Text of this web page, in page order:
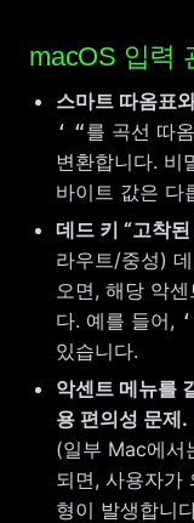
macOS 입력
스마트 따옴표
‘ “를 곡선 따
변환합니다. 비
바이트 값은 다
데드 키 “고착된
라우트/중성)
오면, 해당 악
다. 예를 들어,
있습니다.
악센트 메뉴를
용 편의성 문제.
(일부 Mac에서
되면, 사용자가
형이 발생합니